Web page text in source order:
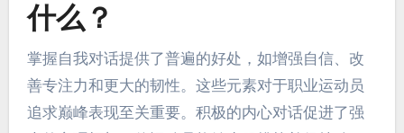
什么？
掌握自我对话提供了普遍的好处，如增强自信、改
善专注力和更大的韧性。这些元素对于职业运动员
追求巅峰表现至关重要。积极的内心对话促进了强